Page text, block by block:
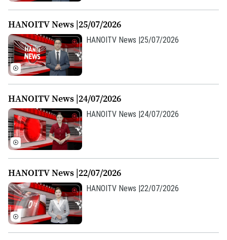
Liên hệ đường dây nóng (bấm để gọi)
Tòa soạn
0865.116.699 (hotline)
Tòa soạn
HANOITV News |25/07/2026
HANOITV News |25/07/2026
HANOITV News |24/07/2026
HANOITV News |24/07/2026
HANOITV News |22/07/2026
HANOITV News |22/07/2026